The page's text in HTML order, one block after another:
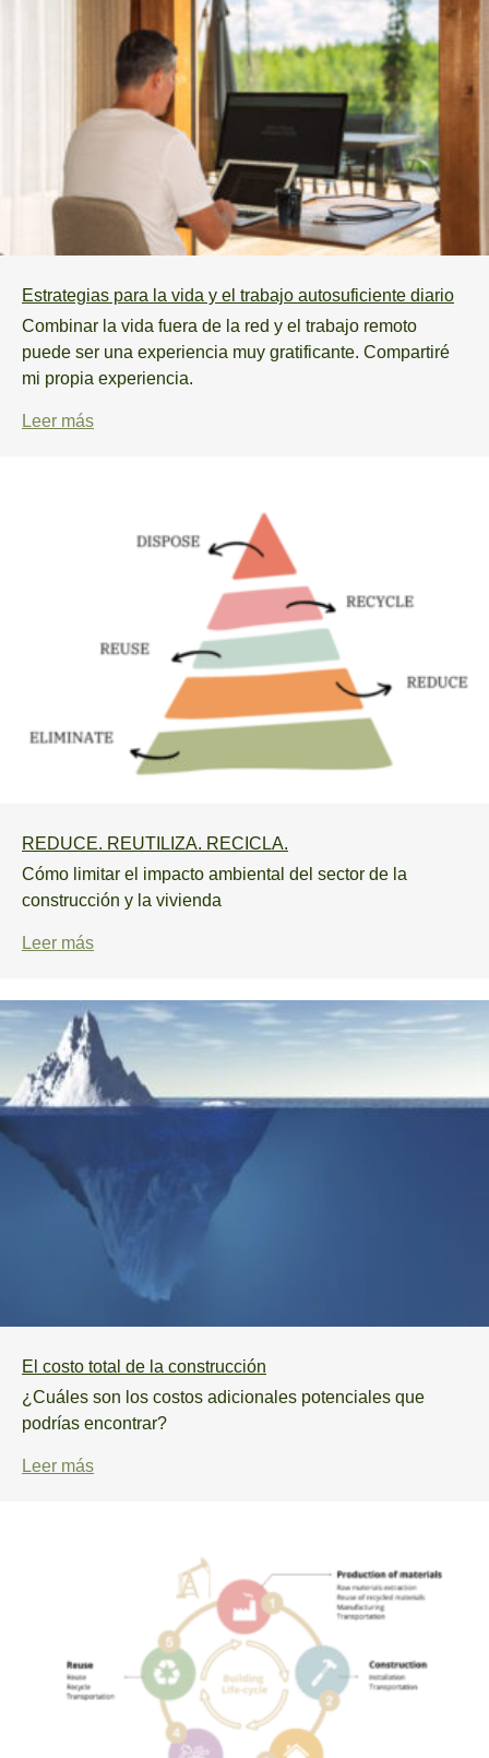
Estrategias para la vida y el trabajo autosuficiente diario
Combinar la vida fuera de la red y el trabajo remoto
puede ser una experiencia muy gratificante. Compartiré
mi propia experiencia.
Leer más
REDUCE. REUTILIZA. RECICLA.
Cómo limitar el impacto ambiental del sector de la
construcción y la vivienda
Leer más
El costo total de la construcción
¿Cuáles son los costos adicionales potenciales que
podrías encontrar?
Leer más